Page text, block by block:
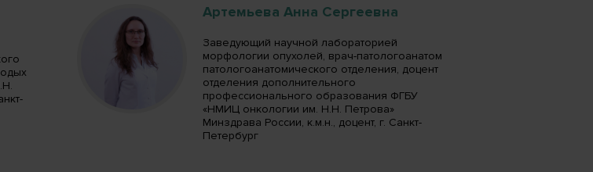
Артемьева Анна Сергеевна
Заведующий научной лабораторией
морфологии опухолей, врач-патологоанатом
патологоанатомического отделения, доцент
отделения дополнительного
профессионального образования ФГБУ
«НМИЦ онкологии им. Н.Н. Петрова»
Минздрава России, к.м.н., доцент, г. Санкт-
Петербург